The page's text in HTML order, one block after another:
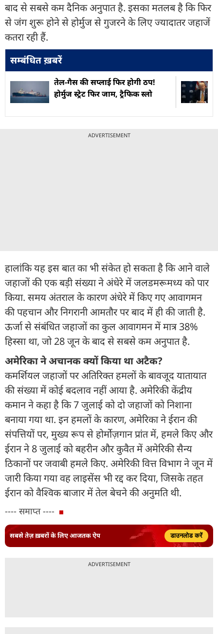
बाद से सबसे कम दैनिक अनुपात है. इसका मतलब है कि फिर
से जंग शुरू होने से होर्मुज से गुजरने के लिए ज्‍यादातर जहाजें
कतरा रही हैं.
सम्बंधित ख़बरें
तेल-गैस की सप्लाई फिर होगी ठप!
होर्मुज स्ट्रेट फिर जाम, ट्रैफिक स्लो
ADVERTISEMENT
हालांकि यह इस बात का भी संकेत हो सकता है कि आने वाले
जहाजों की एक बड़ी संख्या ने अंधेरे में जलडमरूमध्य को पार
किया. समय अंतराल के कारण अंधेरे में किए गए आवागमन
की पहचान और निगरानी आमतौर पर बाद में ही की जाती है.
ऊर्जा से संबंधित जहाजों का कुल आवागमन में मात्र 38%
हिस्सा था, जो 28 जून के बाद से सबसे कम अनुपात है.
अमेरिका ने अचानक क्‍यों किया था अटैक?
कमर्शियल जहाजों पर अतिरिक्त हमलों के बावजूद यातायात
की संख्या में कोई बदलाव नहीं आया है. अमेरिकी केंद्रीय
कमान ने कहा है कि 7 जुलाई को दो जहाजों को निशाना
बनाया गया था. इन हमलों के कारण, अमेरिका ने ईरान की
संपत्तियों पर, मुख्य रूप से होर्मोज़गान प्रांत में, हमले किए और
ईरान ने 8 जुलाई को बहरीन और कुवैत में अमेरिकी सैन्य
ठिकानों पर जवाबी हमले किए. अमेरिकी वित्त विभाग ने जून में
जारी किया गया वह लाइसेंस भी रद्द कर दिया, जिसके तहत
ईरान को वैश्विक बाजार में तेल बेचने की अनुमति थी.
---- समाप्त ----
सबसे तेज़ ख़बरों के लिए आजतक ऐप डाउनलोड करें
ADVERTISEMENT